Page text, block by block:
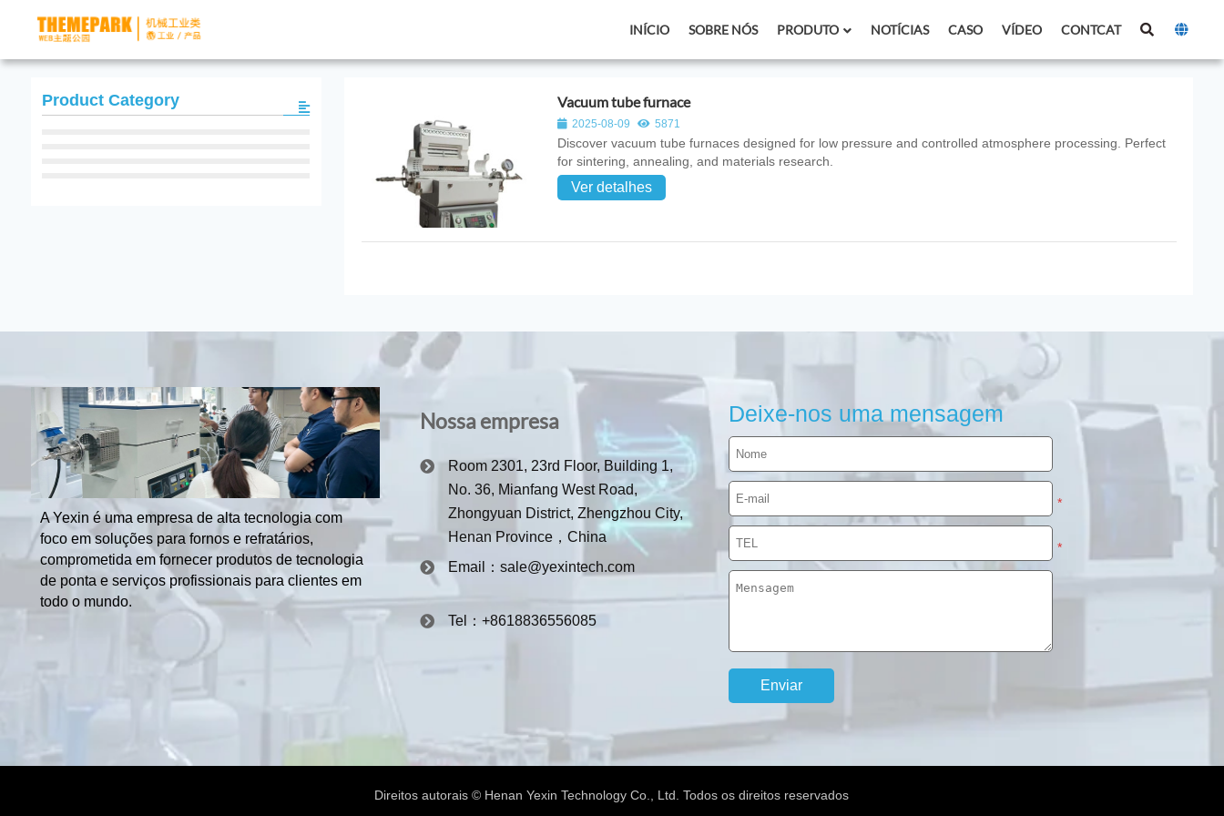
INÍCIO SOBRE NÓS PRODUTO NOTÍCIAS CASO VÍDEO CONTCAT
Vacuum tube furnace
2025-08-09 5871
Discover vacuum tube furnaces designed for low pressure and controlled atmosphere processing. Perfect
for sintering, annealing, and materials research.
Ver detalhes
Product Category
A Yexin é uma empresa de alta tecnologia com
foco em soluções para fornos e refratários,
comprometida em fornecer produtos de tecnologia
de ponta e serviços profissionais para clientes em
todo o mundo.
Nossa empresa
Room 2301, 23rd Floor, Building 1,
No. 36, Mianfang West Road,
Zhongyuan District, Zhengzhou City,
Henan Province，China
Email：sale@yexintech.com
Tel：+8618836556085
Deixe-nos uma mensagem
*
*
Direitos autorais © Henan Yexin Technology Co., Ltd. Todos os direitos reservados